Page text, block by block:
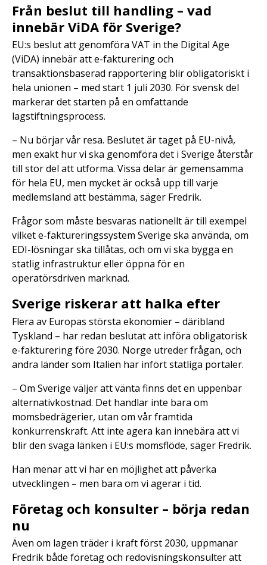
Från beslut till handling – vad
innebär ViDA för Sverige?
EU:s beslut att genomföra VAT in the Digital Age
(ViDA) innebär att e-fakturering och
transaktionsbaserad rapportering blir obligatoriskt i
hela unionen – med start 1 juli 2030. För svensk del
markerar det starten på en omfattande
lagstiftningsprocess.
– Nu börjar vår resa. Beslutet är taget på EU-nivå,
men exakt hur vi ska genomföra det i Sverige återstår
till stor del att utforma. Vissa delar är gemensamma
för hela EU, men mycket är också upp till varje
medlemsland att bestämma, säger Fredrik.
Frågor som måste besvaras nationellt är till exempel
vilket e-faktureringssystem Sverige ska använda, om
EDI-lösningar ska tillåtas, och om vi ska bygga en
statlig infrastruktur eller öppna för en
operatörsdriven marknad.
Sverige riskerar att halka efter
Flera av Europas största ekonomier – däribland
Tyskland – har redan beslutat att införa obligatorisk
e-fakturering före 2030. Norge utreder frågan, och
andra länder som Italien har infört statliga portaler.
– Om Sverige väljer att vänta finns det en uppenbar
alternativkostnad. Det handlar inte bara om
momsbedrägerier, utan om vår framtida
konkurrenskraft. Att inte agera kan innebära att vi
blir den svaga länken i EU:s momsflöde, säger Fredrik.
Han menar att vi har en möjlighet att påverka
utvecklingen – men bara om vi agerar i tid.
Företag och konsulter – börja redan
nu
Även om lagen träder i kraft först 2030, uppmanar
Fredrik både företag och redovisningskonsulter att